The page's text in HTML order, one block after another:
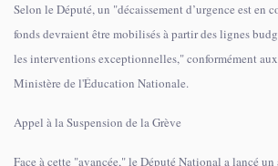
Selon le Député, un "décaissement d’urgence est en
fonds devraient être mobilisés à partir des lignes
les interventions exceptionnelles," conformément
Ministère de l'Éducation Nationale.
Appel à la Suspension de la Grève
Face à cette "avancée," le Député National a lancé